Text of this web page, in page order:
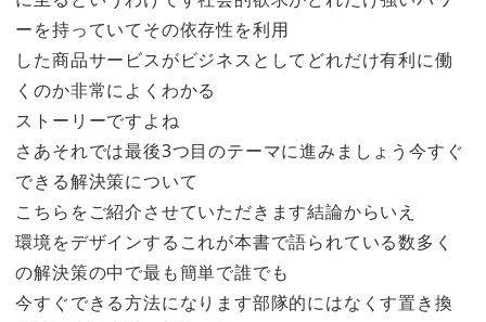
ーを持っていてその依存性を利用
した商品サービスがビジネスとしてどれだけ有利に働
くのか非常によくわかる
ストーリーですよね
さあそれでは最後3つ目のテーマに進みましょう今すぐ
できる解決策について
こちらをご紹介させていただきます結論からいえ
環境をデザインするこれが本書で語られている数多く
の解決策の中で最も簡単で誰でも
今すぐできる方法になります部隊的にはなくす置き換